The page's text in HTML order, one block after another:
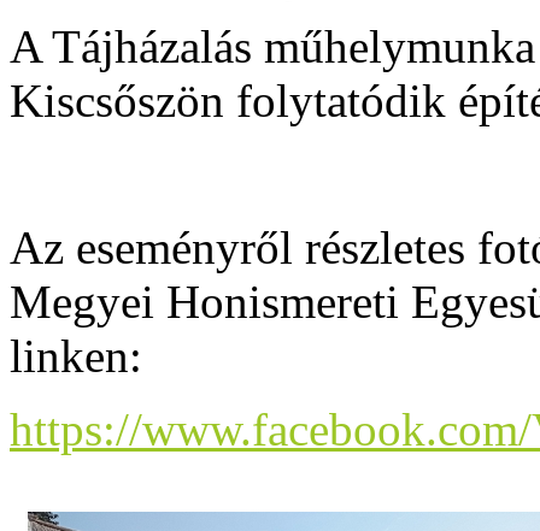
A Tájházalás
Kiscsőszön folytatódik
Az eseményről részletes
Megyei Honismereti
linken:
https://